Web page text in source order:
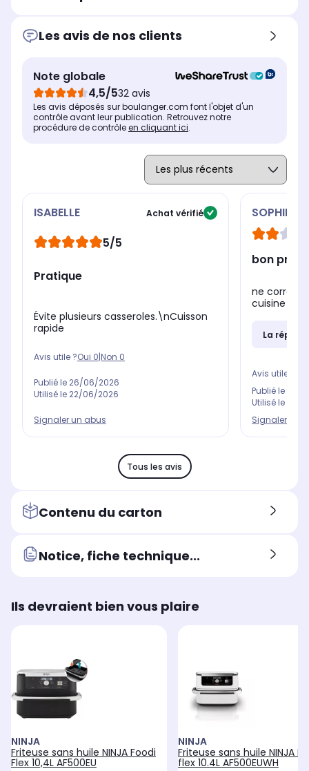
Oui
Nombre de programmes
Oui
Les avis de nos clients
Note globale
4,5/532 avis
Les avis déposés sur boulanger.com font l'objet d'un
contrôle avant leur publication. Retrouvez notre
procédure de contrôleen cliquant ici.
ISABELLE Achat vérifié
5/5
Pratique
Évite plusieurs casseroles.\nCuisson
rapide
Avis utile ?Oui 0|Non 0
Publié le 26/06/2026
Utilisé le 22/06/2026
Signaler un abus
SOPHIE
bon
ne
cuisine
La
Avis utile ?
Publié le
Utilisé le
Signaler un
Tous les avis
Contenu du carton
Notice, fiche technique...
Ils devraient bien vous plaire
NINJA
Friteuse sans huile NINJA Foodi
Flex 10,4L AF500EU
NINJA
Friteuse sans huile NINJA
flex 10.4L AF500EUWH